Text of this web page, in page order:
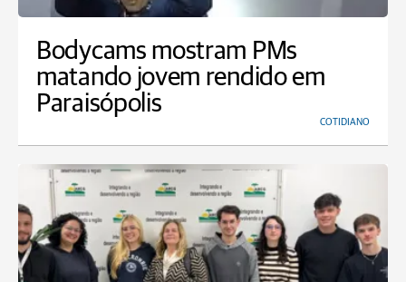
Bodycams mostram PMs
matando jovem rendido em
Paraisópolis
COTIDIANO